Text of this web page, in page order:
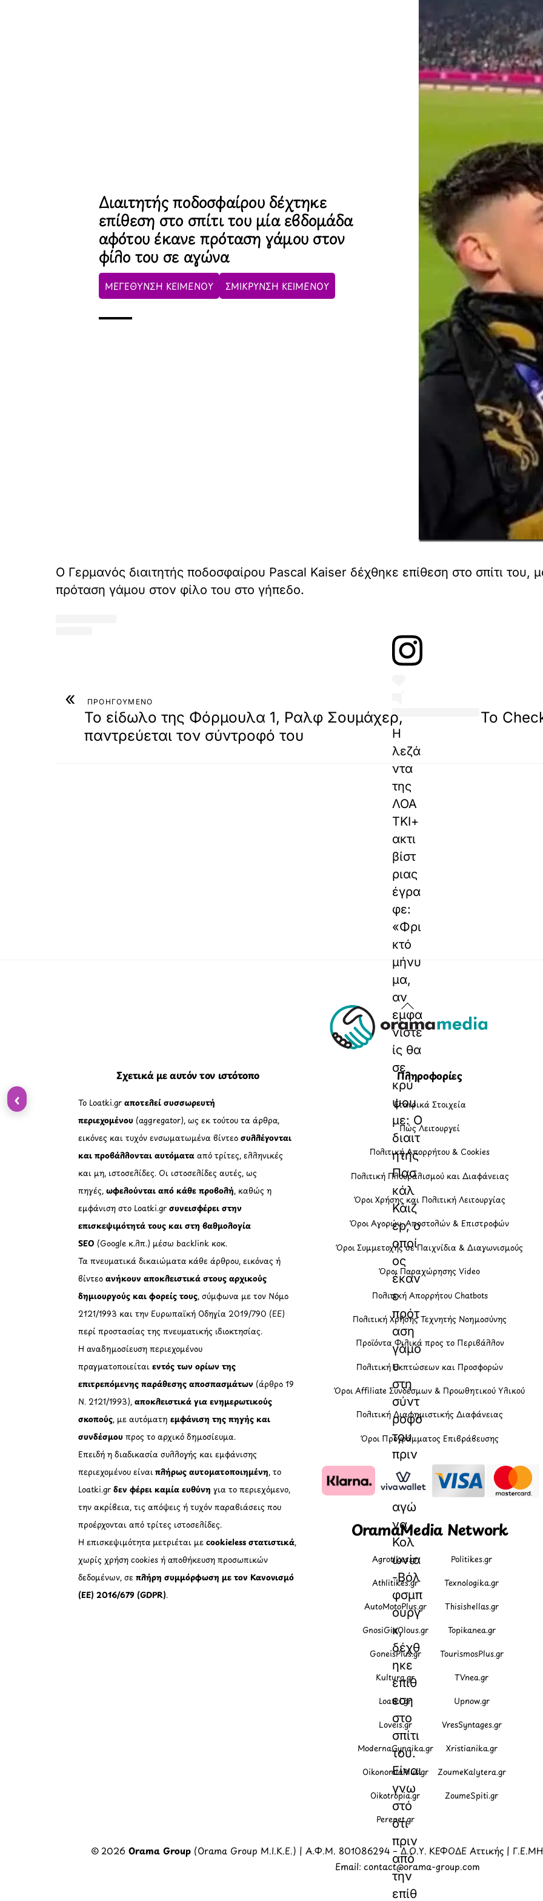
Διαιτητής ποδοσφαίρου δέχτηκε
επίθεση στο σπίτι του μία εβδομάδα
αφότου έκανε πρόταση γάμου στον
φίλο του σε αγώνα
ΜΕΓΕΘΥΝΣΗ ΚΕΙΜΕΝΟΥ ΣΜΙΚΡΥΝΣΗ ΚΕΙΜΕΝΟΥ
Ο Γερμανός διαιτητής ποδοσφαίρου Pascal Kaiser δέχθηκε επίθεση στο σπίτι του,
πρόταση γάμου στον φίλο του στο γήπεδο.
Η
λεζά
ντα
της
ΛΟΑ
ΤΚΙ+
ακτι
βίστ
ριας
έγρα
φε:
«Φρι
κτό
μήνυ
μα,
αν
εμφα
νιστε
ίς θα
σε
κρύ
ψου
με: Ο
διαιτ
ητής
Πασ
κάλ
Κάιζ
ερ, ο
οποί
ος
έκαν
ε
πρότ
αση
γάμο
υ
στη
σύντ
ροφό
του
πριν
από
τον
αγώ
να
Κολ
ωνία
-Βόλ
φσμπ
ουργ
κ,
δέχθ
ηκε
επίθ
εση
στο
σπίτι
του.
Είναι
γνω
στό
ότι
πριν
από
την
επίθ
« ΠΡΟΗΓΟΥΜΕΝΟ
Το είδωλο της Φόρμουλα 1, Ραλφ Σουμάχερ,
παντρεύεται τον σύντροφό του
Το
Back
To
Top
Σχετικά με αυτόν τον ιστότοπο
Το Loatki.grαποτελεί συσσωρευτή
περιεχομένου (aggregator), ως εκ τούτου τα άρθρα,
εικόνες και τυχόν ενσωματωμένα βίντεοσυλλέγονται
και προβάλλονται αυτόματααπό τρίτες, ελληνικές
και μη, ιστοσελίδες. Οι ιστοσελίδες αυτές, ως
πηγές,ωφελούνται από κάθε προβολή, καθώς η
εμφάνιση στο Loatki.gr συνεισφέρει στην
επισκεψιμότητά τους και στη βαθμολογία
SEO (Google κ.λπ.) μέσω backlink κοκ.
Τα πνευματικά δικαιώματα κάθε άρθρου, εικόνας ή
βίντεοανήκουν αποκλειστικά στους αρχικούς
δημιουργούς και φορείς τους, σύμφωνα με τον Νόμο
2121/1993 και την Ευρωπαϊκή Οδηγία 2019/790 (ΕΕ)
περί προστασίας της πνευματικής ιδιοκτησίας.
Η αναδημοσίευση περιεχομένου
πραγματοποιείταιεντός των ορίων της
επιτρεπόμενης παράθεσης αποσπασμάτων (άρθρο 19
Ν. 2121/1993), αποκλειστικά για ενημερωτικούς
σκοπούς, με αυτόματηεμφάνιση της πηγής και
συνδέσμου προς το αρχικό δημοσίευμα.
Επειδή η διαδικασία συλλογής και εμφάνισης
περιεχομένου είναιπλήρως αυτοματοποιημένη, το
Loatki.grδεν φέρει καμία ευθύνη για το περιεχόμενο,
την ακρίβεια, τις απόψεις ή τυχόν παραβιάσεις που
προέρχονται από τρίτες ιστοσελίδες.
Η επισκεψιμότητα μετριέται μεcookieless στατιστικά,
χωρίς χρήση cookies ή αποθήκευση προσωπικών
δεδομένων, σεπλήρη συμμόρφωση με τον Κανονισμό
(ΕΕ) 2016/679 (GDPR).
Πληροφορίες
Εταιρικά Στοιχεία
Πώς Λειτουργεί
Πολιτική Απορρήτου & Cookies
Πολιτική Πλουραλισμού και Διαφάνειας
Όροι Χρήσης και Πολιτική Λειτουργίας
Όροι Αγορών, Αποστολών & Επιστροφών
Όροι Συμμετοχής σε Παιχνίδια & Διαγωνισμούς
Όροι Παραχώρησης Video
Πολιτική Απορρήτου Chatbots
Πολιτική Χρήσης Τεχνητής Νοημοσύνης
Προϊόντα Φιλικά προς το Περιβάλλον
Πολιτική Εκπτώσεων και Προσφορών
Όροι Affiliate Συνδέσμων & Προωθητικού Υλικού
Πολιτική Διαφημιστικής Διαφάνειας
Όροι Προγράμματος Επιβράβευσης
OramaMedia Network
Agrotikes.gr Politikes.gr
Athlitikes.gr Texnologika.gr
AutoMotoPlus.gr Thisishellas.gr
GnosiGiaOlous.gr Topikanea.gr
GoneisPlus.gr TourismosPlus.gr
Kultura.gr TVnea.gr
Loatki.gr Upnow.gr
Loveis.gr VresSyntages.gr
ModernaGynaika.gr Xristianika.gr
OikonomiaPlus.gr ZoumeKalytera.gr
Oikotropia.gr ZoumeSpiti.gr
Perepet.gr
© 2026 Orama Group (Orama Group Μ.Ι.Κ.Ε.) | Α.Φ.Μ. 801086294 – Δ.Ο.Υ. ΚΕΦΟΔΕ Αττικής |
Email: contact@orama-group.com
‹